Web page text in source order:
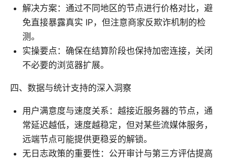
解决方案：通过不同地区的节点进行价格对比，避
免直接暴露真实 IP，但注意商家反欺诈机制的检
测。
实操要点：确保在结算阶段也保持加密连接，关闭
不必要的浏览器扩展。
四、数据与统计支持的深入洞察
用户满意度与速度关系：越接近服务器的节点，通
常延迟越低，速度越稳定，但对某些流媒体服务，
远端节点可能提供更稳妥的解锁。
无日志政策的重要性：公开审计与第三方评估提高